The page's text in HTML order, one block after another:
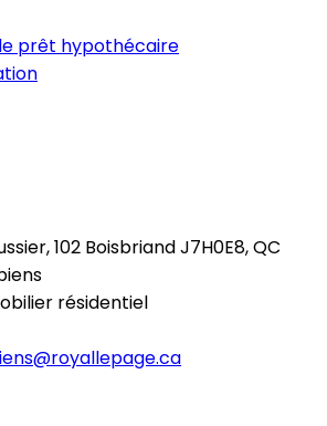
prêt hypothécaire
102 Boisbriand J7H0E8, QC
résidentiel